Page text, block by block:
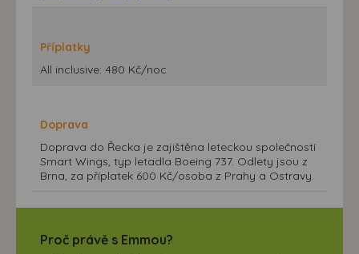
Příplatky
All inclusive: 480 Kč/noc
Doprava
Doprava do Řecka je zajištěna leteckou společností
Smart Wings, typ letadla Boeing 737. Odlety jsou z
Brna, za příplatek 600 Kč/osoba z Prahy a Ostravy.
Proč právě s Emmou?